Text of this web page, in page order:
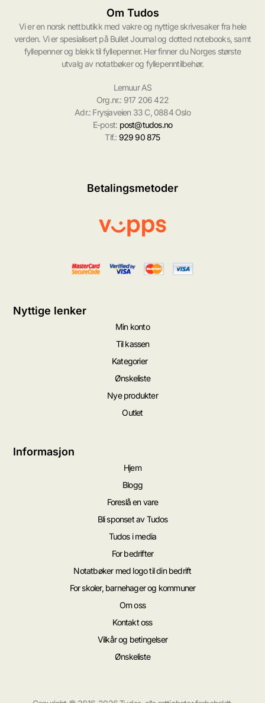
Om Tudos
Vi er en norsk nettbutikk med vakre og nyttige skrivesaker fra hele
verden. Vi er spesialisert på Bullet Journal og dotted notebooks, samt
fyllepenner og blekk til fyllepenner. Her finner du Norges største
utvalg av notatbøker og fyllepenntilbehør.
Lemuur AS
Org.nr.: 917 206 422
Adr.: Frysjaveien 33 C, 0884 Oslo
E-post: post@tudos.no
Tlf.: 929 90 875
Betalingsmetoder
Nyttige lenker
Min konto
Til kassen
Kategorier
Ønskeliste
Nye produkter
Outlet
Informasjon
Hjem
Blogg
Foreslå en vare
Bli sponset av Tudos
Tudos i media
For bedrifter
Notatbøker med logo til din bedrift
For skoler, barnehager og kommuner
Om oss
Kontakt oss
Vilkår og betingelser
Ønskeliste